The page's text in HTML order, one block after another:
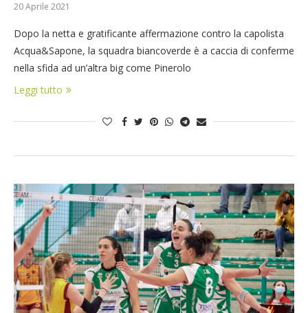
20 Aprile 2021
Dopo la netta e gratificante affermazione contro la capolista
Acqua&Sapone, la squadra biancoverde è a caccia di conferme
nella sfida ad un’altra big come Pinerolo
Leggi tutto